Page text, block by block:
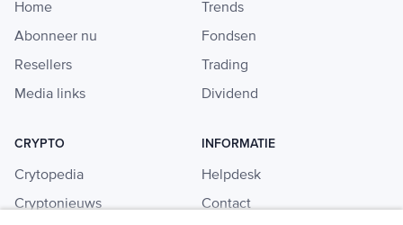
Home
Abonneer nu
Resellers
Media links
Trends
Fondsen
Trading
Dividend
CRYPTO
Crytopedia
Cryptonieuws
INFORMATIE
Helpdesk
Contact